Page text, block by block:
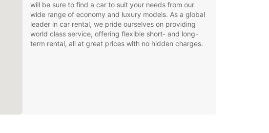
will be sure to find a car to suit your needs from our
wide range of economy and luxury models. As a global
leader in car rental, we pride ourselves on providing
world class service, offering flexible short- and long-
term rental, all at great prices with no hidden charges.